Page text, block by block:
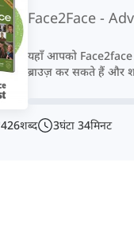
Face2Face -
यहाँ आपको Face2face
ब्राउज़ कर सकते हैं और
426शब्द 3घंटा 34मिनट